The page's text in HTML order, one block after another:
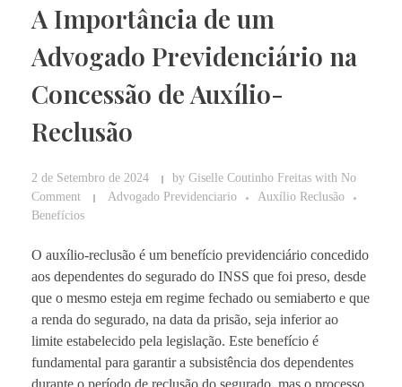
A Importância de um
Advogado Previdenciário na
Concessão de Auxílio-
Reclusão
2 de Setembro de 2024 by Giselle Coutinho Freitas with No
Comment
Advogado Previdenciario
Auxílio Reclusão
Benefícios
O auxílio-reclusão é um benefício previdenciário concedido
aos dependentes do segurado do INSS que foi preso, desde
que o mesmo esteja em regime fechado ou semiaberto e que
a renda do segurado, na data da prisão, seja inferior ao
limite estabelecido pela legislação. Este benefício é
fundamental para garantir a subsistência dos dependentes